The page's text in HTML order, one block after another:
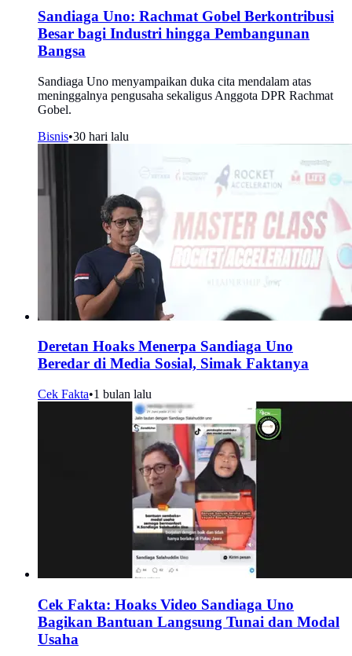
Sandiaga Uno: Rachmat Gobel Berkontribusi
Besar bagi Industri hingga Pembangunan
Bangsa
Sandiaga Uno menyampaikan duka cita mendalam atas
meninggalnya pengusaha sekaligus Anggota DPR Rachmat
Gobel.
Bisnis•30 hari lalu
Deretan Hoaks Menerpa Sandiaga Uno
Beredar di Media Sosial, Simak Faktanya
Cek Fakta•1 bulan lalu
Cek Fakta: Hoaks Video Sandiaga Uno
Bagikan Bantuan Langsung Tunai dan Modal
Usaha